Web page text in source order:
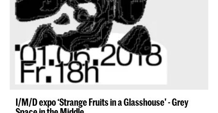
I/M/D expo ‘Strange Fruits in a Glasshouse' - Grey